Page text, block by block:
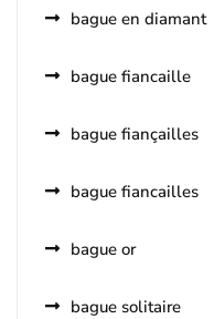
bague en diamant
bague fiancaille
bague fiançailles
bague fiancailles
bague or
bague solitaire